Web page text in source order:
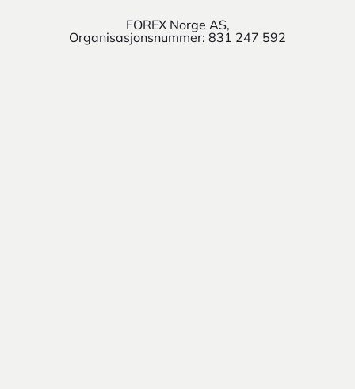
FOREX Norge AS,
Organisasjonsnummer: 831 247 592